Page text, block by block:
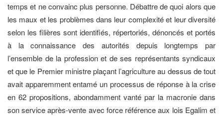
temps et ne convainc plus personne. Débattre de quoi alors que
les maux et les problèmes dans leur complexité et leur diversité
selon les filières sont identifiés, répertoriés, dénoncés et portés
à la connaissance des autorités depuis longtemps par
l’ensemble de la profession et de ses représentants syndicaux
et que le Premier ministre plaçant l’agriculture au dessus de tout
avait apparemment entamé un processus de réponse à la crise
en 62 propositions, abondamment vanté par la macronie dans
son service après-vente avec force référence aux lois Egalim et